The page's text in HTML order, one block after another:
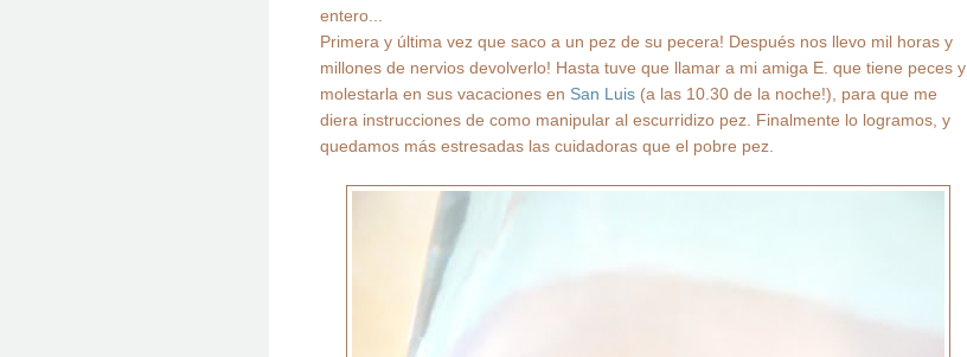
entero...
Primera y última vez que saco a un pez de su pecera! Después nos llevo mil horas y
millones de nervios devolverlo! Hasta tuve que llamar a mi amiga E. que tiene peces y
molestarla en sus vacaciones en San Luis(a las 10.30 de la noche!), para que me
diera instrucciones de como manipular al escurridizo pez. Finalmente lo logramos, y
quedamos más estresadas las cuidadoras que el pobre pez.